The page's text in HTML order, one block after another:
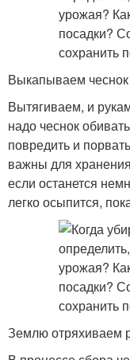
Выкапываем чеснок
Вытягиваем, и
надо чеснок
повредить и
важны для
если останется
легко осыпится,
Землю отряхиваем